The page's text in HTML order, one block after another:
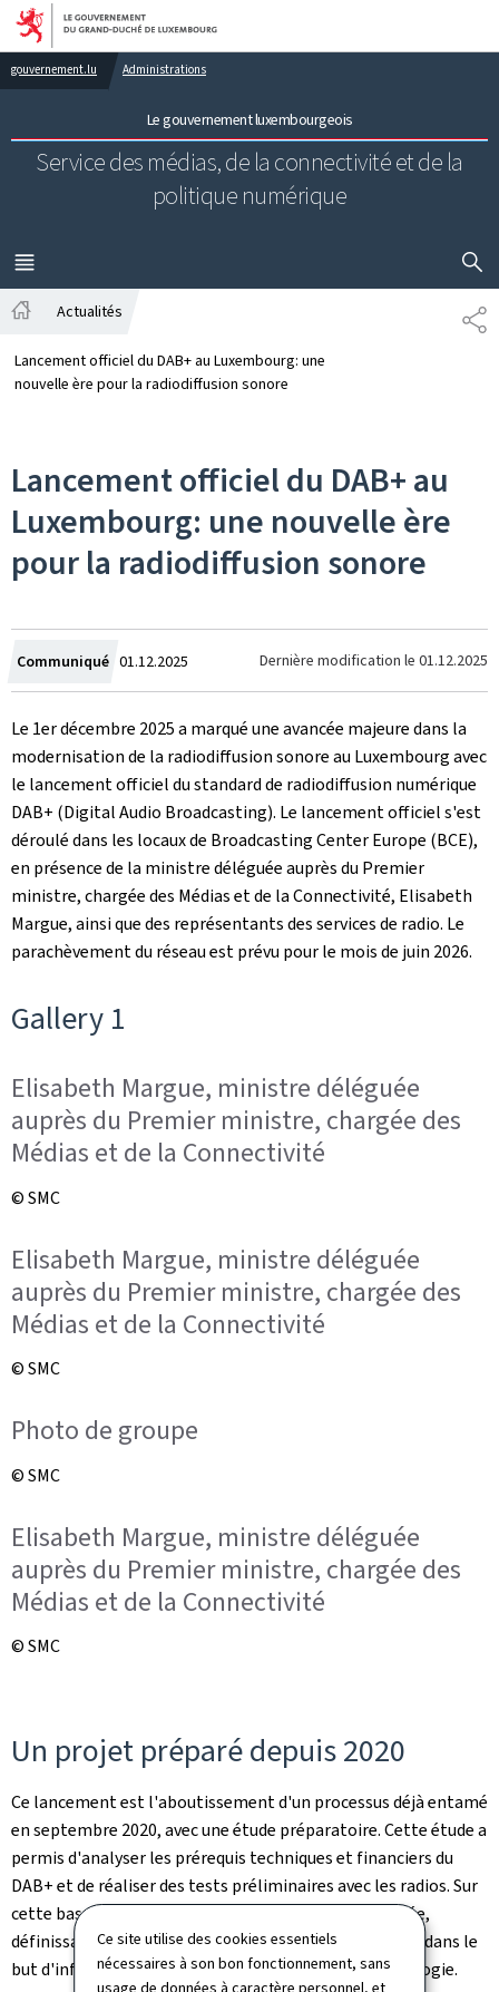
Ce site utilise des cookies essentiels
nécessaires à son bon fonctionnement, sans
usage de données à caractère personnel, et
Aller au menu principal
Aller au contenu
gouvernement.lu Administrations
Le gouvernement luxembourgeois
Service des médias, de la connectivité et de la
politique numérique
MENU
PRINCIPAL
Actualités
Lancement officiel du DAB+ au Luxembourg: une
nouvelle ère pour la radiodiffusion sonore
Lancement officiel du DAB+ au
Luxembourg: une nouvelle ère
pour la radiodiffusion sonore
Communiqué Crée
le
01.12.2025 Dernière modification le 01.12.2025
Le 1er décembre 2025 a marqué une avancée majeure dans la
modernisation de la radiodiffusion sonore au Luxembourg avec
le lancement officiel du standard de radiodiffusion numérique
DAB+ (Digital Audio Broadcasting). Le lancement officiel s'est
déroulé dans les locaux de Broadcasting Center Europe (BCE),
en présence de la ministre déléguée auprès du Premier
ministre, chargée des Médias et de la Connectivité, Elisabeth
Margue, ainsi que des représentants des services de radio. Le
parachèvement du réseau est prévu pour le mois de juin 2026.
Gallery 1
Elisabeth Margue, ministre déléguée
auprès du Premier ministre, chargée des
Médias et de la Connectivité
© SMC
Elisabeth Margue, ministre déléguée
auprès du Premier ministre, chargée des
Médias et de la Connectivité
© SMC
Photo de groupe
© SMC
Elisabeth Margue, ministre déléguée
auprès du Premier ministre, chargée des
Médias et de la Connectivité
© SMC
Un projet préparé depuis 2020
Ce lancement est l'aboutissement d'un processus déjà entamé
en septembre 2020, avec une étude préparatoire. Cette étude a
permis d'analyser les prérequis techniques et financiers du
DAB+ et de réaliser des tests préliminaires avec les radios. Sur
cette base, une feuille de route nationale a été publiée,
définissant la vision stratégique et les aspects légaux, dans le
but d'informer les citoyens sur cette nouvelle technologie.